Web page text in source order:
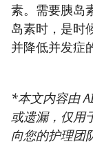
素。需要胰岛
岛素时，是时
并降低并发症
*本文内容由
或遗漏，仅用
向您的护理团